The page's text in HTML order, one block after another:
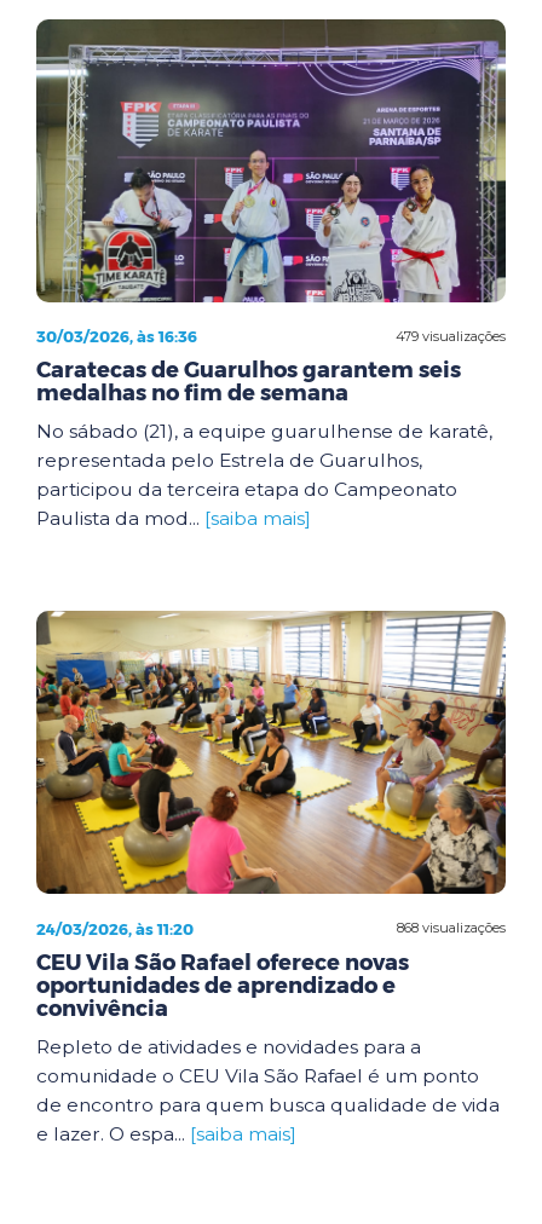
479 visualizações
30/03/2026, às 16:36
Caratecas de Guarulhos garantem seis
medalhas no fim de semana
No sábado (21), a equipe guarulhense de karatê,
representada pelo Estrela de Guarulhos,
participou da terceira etapa do Campeonato
Paulista da mod... [saiba mais]
868 visualizações
24/03/2026, às 11:20
CEU Vila São Rafael oferece novas
oportunidades de aprendizado e
convivência
Repleto de atividades e novidades para a
comunidade o CEU Vila São Rafael é um ponto
de encontro para quem busca qualidade de vida
e lazer. O espa... [saiba mais]